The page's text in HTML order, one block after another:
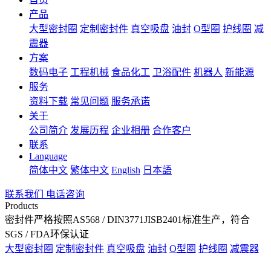
产品
大型密封圈 定制密封件 真空吸盘 油封 O型圈 护线圈 减
震器
方案
数码电子 工程机械 食品化工 卫浴配件 机器人 新能源
服务
资料下载 常见问题 服务承诺
关于
公司简介 发展历程 企业相册 合作客户
联系
Language
简体中文 繁体中文 English 日本語
联系我们
电话咨询
Products
密封件严格按照AS568 / DIN3771JISB2401标准生产，符合
SGS / FDA环保认证
大型密封圈 定制密封件 真空吸盘 油封 O型圈 护线圈 减震器